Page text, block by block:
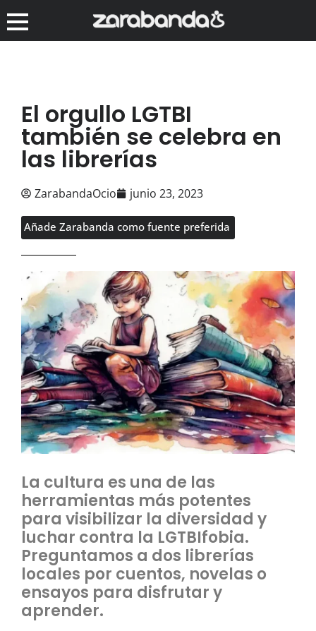
El orgullo LGTBI
también se celebra en
las librerías
ZarabandaOcio junio 23, 2023
Añade Zarabanda como fuente preferida
La cultura es una de las
herramientas más potentes
para visibilizar la diversidad y
luchar contra la LGTBIfobia.
Preguntamos a dos librerías
locales por cuentos, novelas o
ensayos para disfrutar y
aprender.